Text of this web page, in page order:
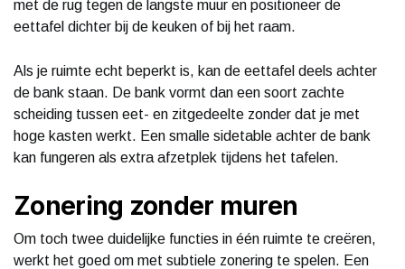
met de rug tegen de langste muur en positioneer de
eettafel dichter bij de keuken of bij het raam.
Als je ruimte echt beperkt is, kan de eettafel deels achter
de bank staan. De bank vormt dan een soort zachte
scheiding tussen eet- en zitgedeelte zonder dat je met
hoge kasten werkt. Een smalle sidetable achter de bank
kan fungeren als extra afzetplek tijdens het tafelen.
Zonering zonder muren
Om toch twee duidelijke functies in één ruimte te creëren,
werkt het goed om met subtiele zonering te spelen. Een